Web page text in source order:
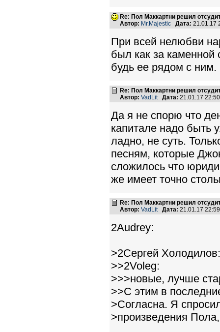
Re: Пол Маккартни решил
Автор: Mr.Majestic Дата:
При всей нелюбви
был как за каменной
будь ее рядом с
Re: Пол Маккартни решил
Автор: VadLit Дата: 21.01.17
Да я не спорю что
капитале надо быть
ладно, не суть.
песням, которые
сложилось что
же имеет точно
Re: Пол Маккартни решил
Автор: VadLit Дата: 21.01.17
2Audrey:
>2Сергей Холодилов:
>>2Voleg:
>>>новые, лучше
>>С этим в
>Согласна. Я
>произведения